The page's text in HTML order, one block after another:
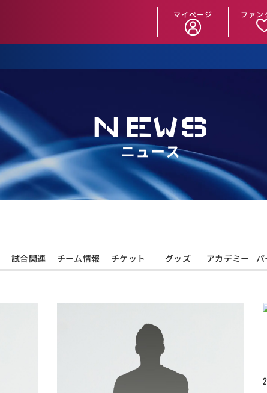
マイページ ファン
NEWS
ニュース
試合関連 チーム情報 チケット グッズ アカデミー